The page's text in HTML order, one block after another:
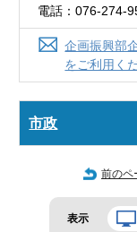
電話：076-274-
企画振興部
をご利用く
市政
前のペ
表示